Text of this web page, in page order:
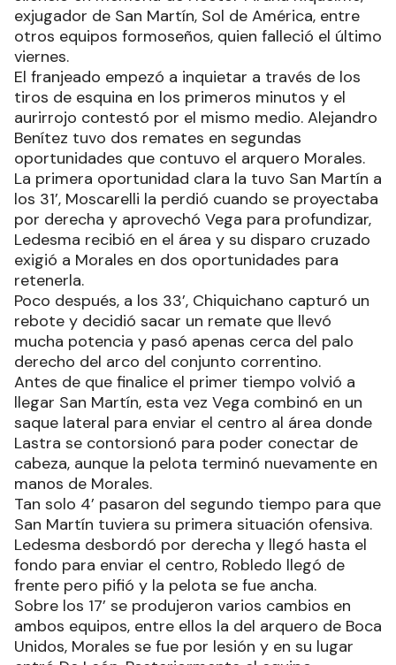
exjugador de San Martín, Sol de América, entre
otros equipos formoseños, quien falleció el último
viernes.
El franjeado empezó a inquietar a través de los
tiros de esquina en los primeros minutos y el
aurirrojo contestó por el mismo medio. Alejandro
Benítez tuvo dos remates en segundas
oportunidades que contuvo el arquero Morales.
La primera oportunidad clara la tuvo San Martín a
los 31’, Moscarelli la perdió cuando se proyectaba
por derecha y aprovechó Vega para profundizar,
Ledesma recibió en el área y su disparo cruzado
exigió a Morales en dos oportunidades para
retenerla.
Poco después, a los 33’, Chiquichano capturó un
rebote y decidió sacar un remate que llevó
mucha potencia y pasó apenas cerca del palo
derecho del arco del conjunto correntino.
Antes de que finalice el primer tiempo volvió a
llegar San Martín, esta vez Vega combinó en un
saque lateral para enviar el centro al área donde
Lastra se contorsionó para poder conectar de
cabeza, aunque la pelota terminó nuevamente en
manos de Morales.
Tan solo 4’ pasaron del segundo tiempo para que
San Martín tuviera su primera situación ofensiva.
Ledesma desbordó por derecha y llegó hasta el
fondo para enviar el centro, Robledo llegó de
frente pero pifió y la pelota se fue ancha.
Sobre los 17’ se produjeron varios cambios en
ambos equipos, entre ellos la del arquero de Boca
Unidos, Morales se fue por lesión y en su lugar